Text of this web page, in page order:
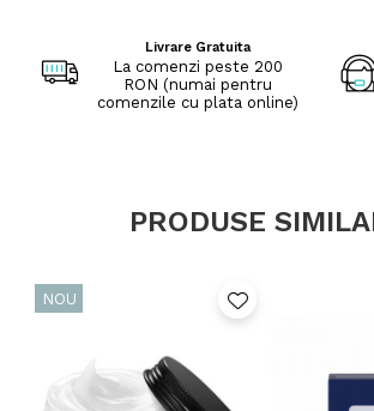
Livrare Gratuita
La comenzi peste 200
RON (numai pentru
comenzile cu plata online)
PRODUSE
NOU